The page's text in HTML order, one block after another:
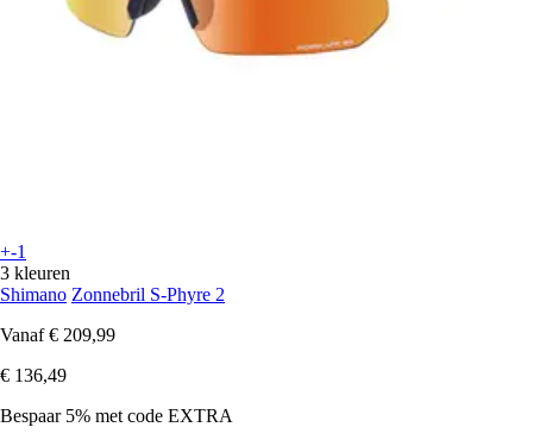
+-1
3 kleuren
Shimano Zonnebril S-Phyre 2
Vanaf € 209,99
€ 136,49
Bespaar 5% met code EXTRA